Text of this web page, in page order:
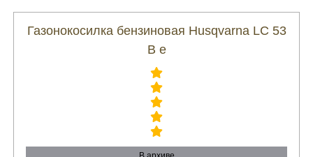
Газонокосилка бензиновая Husqvarna LC 53
B e